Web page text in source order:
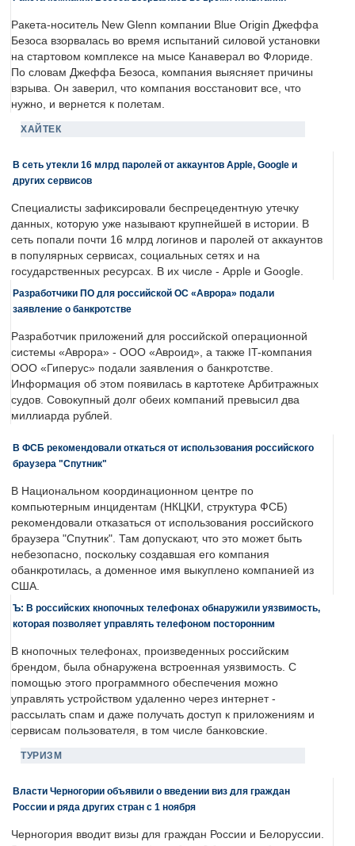
Ракета-носитель New Glenn компании Blue Origin Джеффа
Безоса взорвалась во время испытаний силовой установки
на стартовом комплексе на мысе Канаверал во Флориде.
По словам Джеффа Безоса, компания выясняет причины
взрыва. Он заверил, что компания восстановит все, что
нужно, и вернется к полетам.
ХАЙТЕК
В сеть утекли 16 млрд паролей от аккаунтов Apple, Google и
других сервисов
Специалисты зафиксировали беспрецедентную утечку
данных, которую уже называют крупнейшей в истории. В
сеть попали почти 16 млрд логинов и паролей от аккаунтов
в популярных сервисах, социальных сетях и на
государственных ресурсах. В их числе - Apple и Google.
Разработчики ПО для российской ОС «Аврора» подали
заявление о банкротстве
Разработчик приложений для российской операционной
системы «Аврора» - ООО «Авроид», а также IT-компания
ООО «Гиперус» подали заявления о банкротстве.
Информация об этом появилась в картотеке Арбитражных
судов. Совокупный долг обеих компаний превысил два
миллиарда рублей.
В ФСБ рекомендовали откаться от использования российского
браузера "Спутник"
В Национальном координационном центре по
компьютерным инцидентам (НКЦКИ, структура ФСБ)
рекомендовали отказаться от использования российского
браузера "Спутник". Там допускают, что это может быть
небезопасно, поскольку создавшая его компания
обанкротилась, а доменное имя выкуплено компанией из
США.
Ъ: В российских кнопочных телефонах обнаружили уязвимость,
которая позволяет управлять телефоном посторонним
В кнопочных телефонах, произведенных российским
брендом, была обнаружена встроенная уязвимость. С
помощью этого программного обеспечения можно
управлять устройством удаленно через интернет -
рассылать спам и даже получать доступ к приложениям и
сервисам пользователя, в том числе банковские.
ТУРИЗМ
Власти Черногории объявили о введении виз для граждан
России и ряда других стран с 1 ноября
Черногория вводит визы для граждан России и Белоруссии.